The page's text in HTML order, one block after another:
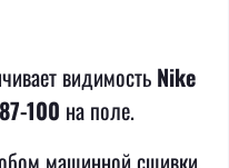
видимость Nike
100 на поле.
машинной сшивки.